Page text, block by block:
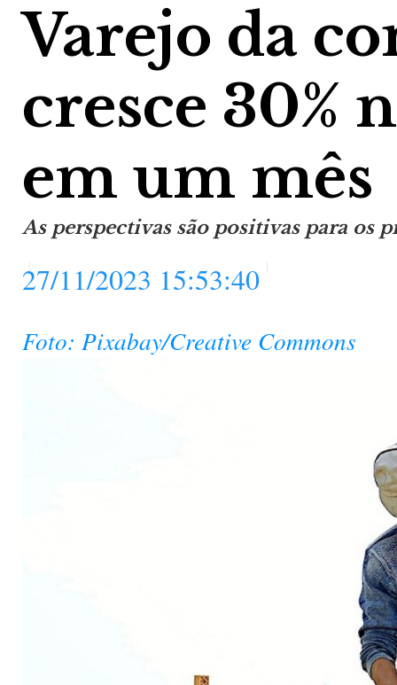
Varejo da
cresce 30%
em um mês
As perspectivas são positivas para os
27/11/2023 15:53:40
Foto: Pixabay/Creative Commons